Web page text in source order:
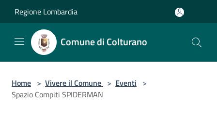
Regione Lombardia
Comune di Colturano
Home > Vivere il Comune > Eventi >
Spazio Compiti SPIDERMAN